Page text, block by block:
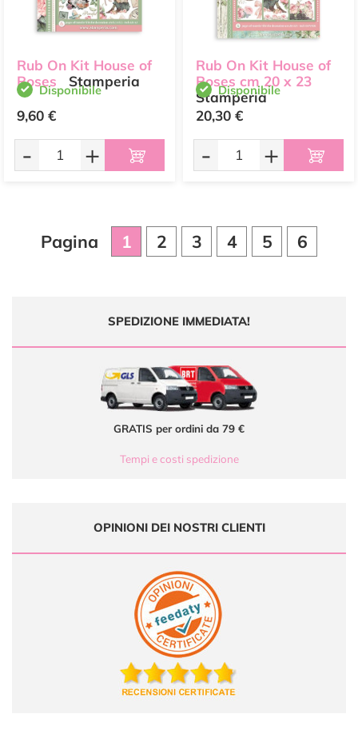
Rub On Kit House of
Roses
Stamperia
Disponibile
9,60 €
- +
Rub On Kit House of
Roses cm 20 x 23
Stamperia
Disponibile
20,30 €
- +
Pagina 1 2 3 4 5 6
SPEDIZIONE IMMEDIATA!
GRATIS per ordini da 79 €
Tempi e costi spedizione
OPINIONI DEI NOSTRI CLIENTI